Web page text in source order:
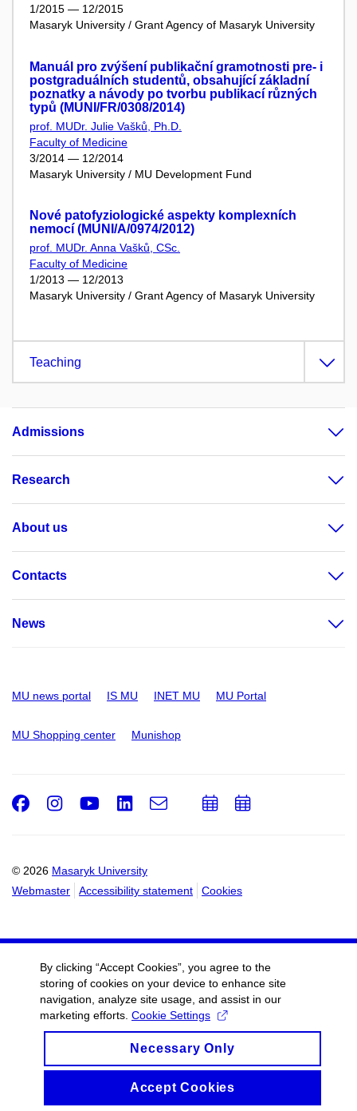
1/2015 — 12/2015
Masaryk University / Grant Agency of Masaryk University
Manuál pro zvýšení publikační gramotnosti pre- i
postgraduálních studentů, obsahující základní
poznatky a návody po tvorbu publikací různých
typů (MUNI/FR/0308/2014)
prof. MUDr. Julie Vašků, Ph.D.
Faculty of Medicine
3/2014 — 12/2014
Masaryk University / MU Development Fund
Nové patofyziologické aspekty komplexních
nemocí (MUNI/A/0974/2012)
prof. MUDr. Anna Vašků, CSc.
Faculty of Medicine
1/2013 — 12/2013
Masaryk University / Grant Agency of Masaryk University
Teaching
Admissions
Research
About us
Contacts
News
MU news portal IS MU INET MU MU Portal
MU Shopping center Munishop
© 2026 Masaryk University
Webmaster
Accessibility statement Cookies
Facebook
Instagram
Youtube
LinkedIn
e-
AddAdd
By clicking “Accept Cookies”, you agree to the
storing of cookies on your device to enhance site
navigation, analyze site usage, and assist in our
marketing efforts. Cookie Settings
Necessary Only
Accept Cookies